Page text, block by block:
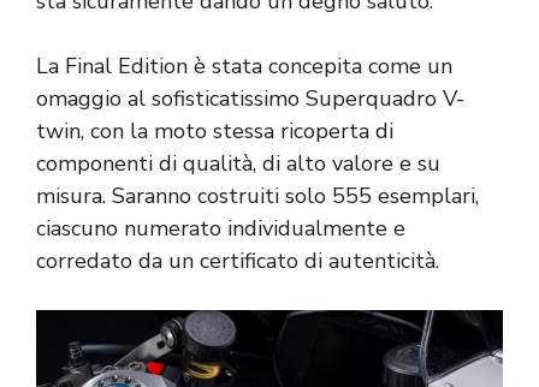
La Final Edition è stata concepita come un
omaggio al sofisticatissimo Superquadro V-
twin, con la moto stessa ricoperta di
componenti di qualità, di alto valore e su
misura. Saranno costruiti solo 555 esemplari,
ciascuno numerato individualmente e
corredato da un certificato di autenticità.